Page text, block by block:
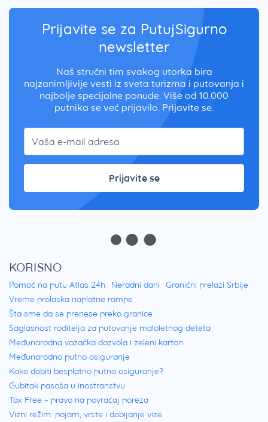
Prijavite se za PutujSigurno
newsletter
Naš stručni tim svakog utorka bira
najzanimljivije vesti iz sveta turizma i putovanja i
najbolje specijalne ponude. Više od 10.000
putnika se već prijavilo. Prijavite se.
Prijavite se
KORISNO
Pomoć na putu Atlas 24h Neradni dani
Granični prelazi Srbije
Vreme prolaska naplatne rampe
Šta sme da se prenese preko granice
Saglasnost roditelja za putovanje maloletnog deteta
Međunarodna vozačka dozvola i zeleni karton
Međunarodno putno osiguranje
Kako dobiti besplatno putno osiguranje?
Gubitak pasoša u inostranstvu
Tax Free – pravo na povraćaj poreza
Vizni režim: pojam, vrste i dobijanje vize